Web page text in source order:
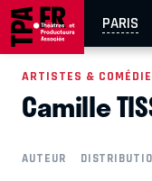
PARIS
AIX-MARSEILLE
EN TOURNÉE
ARTISTES &
Camille
AUTEUR